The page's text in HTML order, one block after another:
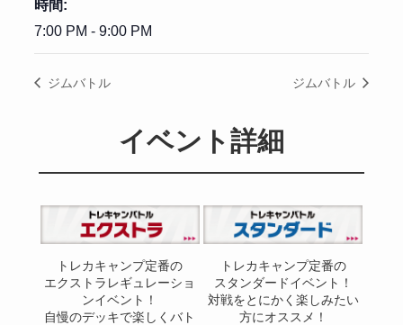
時間:
7:00 PM - 9:00 PM
ジムバトル ジムバトル
イベント詳細
トレカキャンプ定番の
エクストラレギュレーショ
ンイベント！
自慢のデッキで楽しくバト
トレカキャンプ定番の
スタンダードイベント！
対戦をとにかく楽しみたい
方にオススメ！